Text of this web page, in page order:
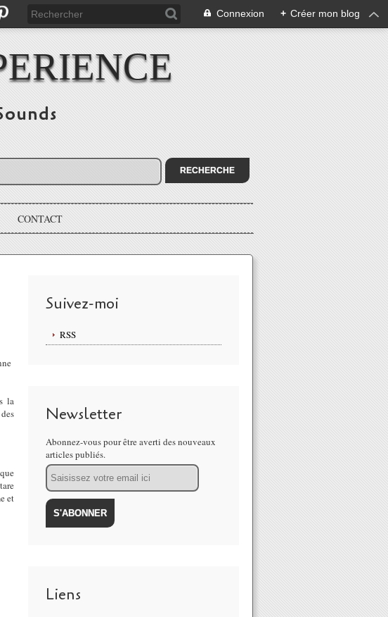
Connexion + Créer mon blog
CONTACT
la
et
Suivez-moi
RSS
Newsletter
Abonnez-vous pour être averti des nouveaux
articles publiés.
Email
Liens